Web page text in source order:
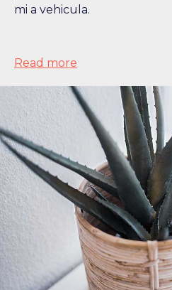
mi a vehicula.
Read more